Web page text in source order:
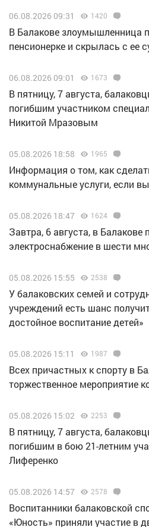
06.08.2026 09:31 1420
В Балакове злоумышленница
пенсионерке и скрылась с ее
06.08.2026 09:01 1673
В пятницу, 7 августа,
погибшим участником
Никитой Мразовым
05.08.2026 18:58 1965
Информация о том, как
коммунальные услуги, если
05.08.2026 18:47 1624
Завтра, 6 августа, в Балакове
электроснабжение в шести
05.08.2026 15:55 2538
У балаковских семей и
учреждений есть шанс
достойное воспитание детей»
05.08.2026 15:11 1987
Всех причастных к спорту в
торжественное мероприятие
05.08.2026 15:02 2253
В пятницу, 7 августа,
погибшим в бою 21-летним
Лиференко
05.08.2026 14:57 2578
Воспитанники балаковской
«Юность» приняли участие в